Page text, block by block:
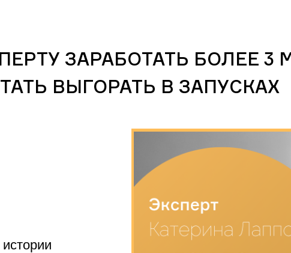
ЗАРАБОТАТЬ БОЛЕЕ 3
ВЫГОРАТЬ В ЗАПУСКАХ